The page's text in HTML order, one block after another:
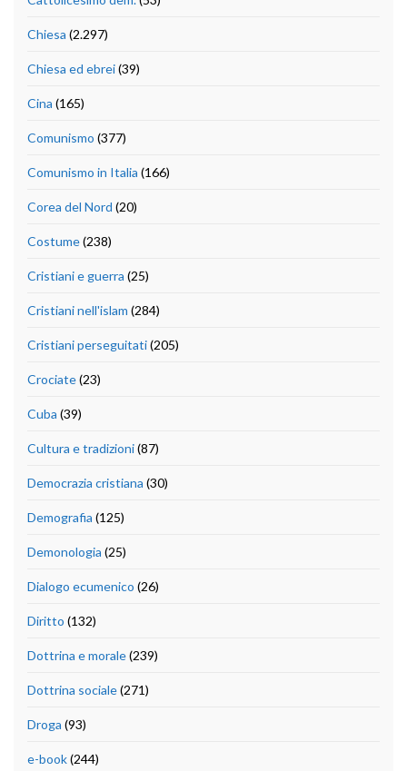
Chiesa (2.297)
Chiesa ed ebrei(39)
Cina (165)
Comunismo (377)
Comunismo in Italia (166)
Corea del Nord (20)
Costume(238)
Cristiani e guerra (25)
Cristiani nell'islam (284)
Cristiani perseguitati(205)
Crociate(23)
Cuba (39)
Cultura e tradizioni(87)
Democrazia cristiana (30)
Demografia (125)
Demonologia (25)
Dialogo ecumenico (26)
Diritto (132)
Dottrina e morale(239)
Dottrina sociale(271)
Droga (93)
e-book(244)